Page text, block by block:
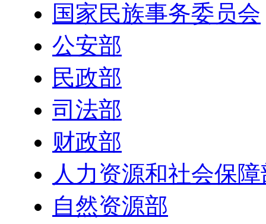
国家民族事务委员会
公安部
民政部
司法部
财政部
人力资源和社会保
自然资源部